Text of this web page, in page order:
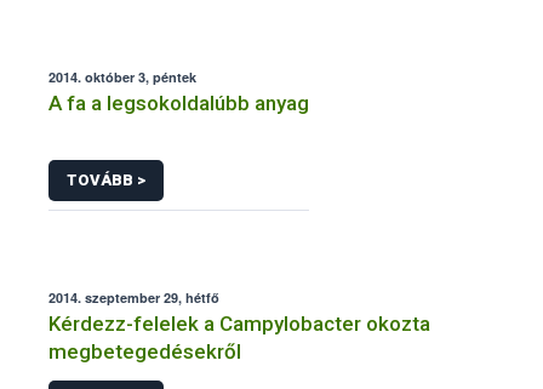
2014. október 3, péntek
A fa a legsokoldalúbb anyag
TOVÁBB >
2014. szeptember 29, hétfő
Kérdezz-felelek a Campylobacter okozta
megbetegedésekről